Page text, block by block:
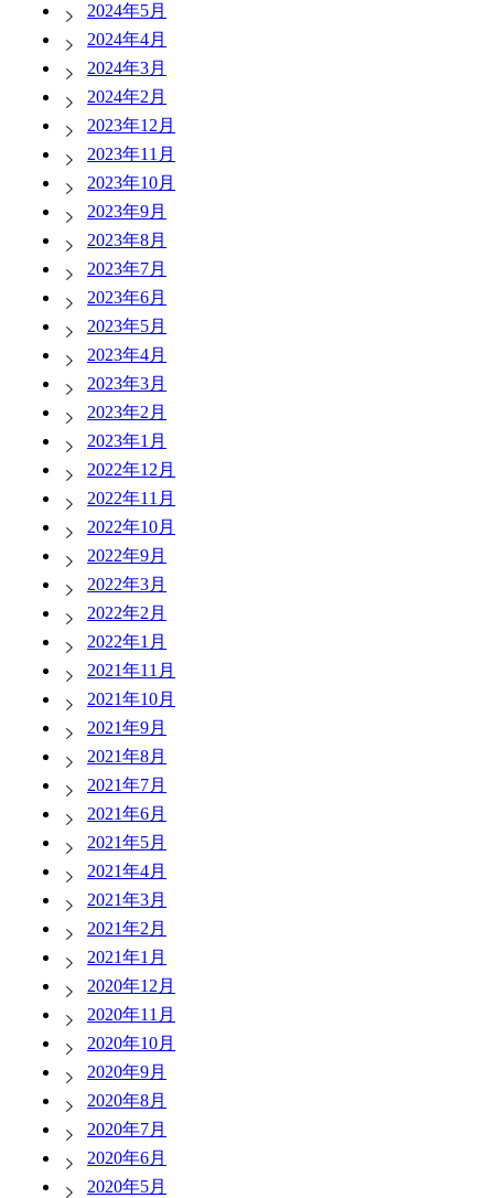
2024年5月
2024年4月
2024年3月
2024年2月
2023年12月
2023年11月
2023年10月
2023年9月
2023年8月
2023年7月
2023年6月
2023年5月
2023年4月
2023年3月
2023年2月
2023年1月
2022年12月
2022年11月
2022年10月
2022年9月
2022年3月
2022年2月
2022年1月
2021年11月
2021年10月
2021年9月
2021年8月
2021年7月
2021年6月
2021年5月
2021年4月
2021年3月
2021年2月
2021年1月
2020年12月
2020年11月
2020年10月
2020年9月
2020年8月
2020年7月
2020年6月
2020年5月